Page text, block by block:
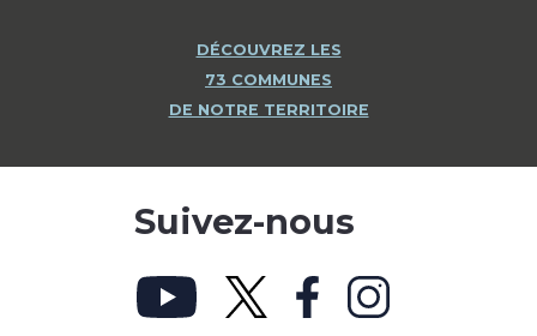
DÉCOUVREZ LES
73 COMMUNES
DE NOTRE TERRITOIRE
Suivez-nous